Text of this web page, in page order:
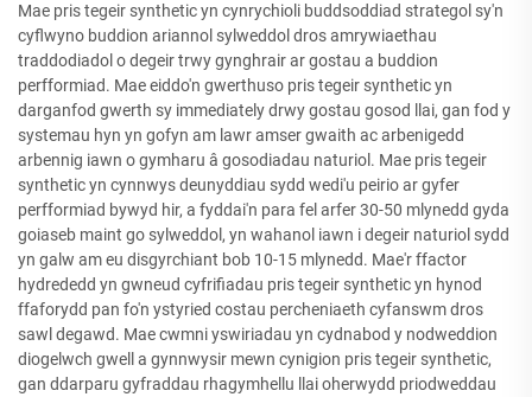
Mae pris tegeir synthetic yn cynrychioli buddsoddiad strategol sy'n
cyflwyno buddion ariannol sylweddol dros amrywiaethau
traddodiadol o degeir trwy gynghrair ar gostau a buddion
perfformiad. Mae eiddo'n gwerthuso pris tegeir synthetic yn
darganfod gwerth sy immediately drwy gostau gosod llai, gan fod y
systemau hyn yn gofyn am lawr amser gwaith ac arbenigedd
arbennig iawn o gymharu â gosodiadau naturiol. Mae pris tegeir
synthetic yn cynnwys deunyddiau sydd wedi'u peirio ar gyfer
perfformiad bywyd hir, a fyddai'n para fel arfer 30-50 mlynedd gyda
goiaseb maint go sylweddol, yn wahanol iawn i degeir naturiol sydd
yn galw am eu disgyrchiant bob 10-15 mlynedd. Mae'r ffactor
hydrededd yn gwneud cyfrifiadau pris tegeir synthetic yn hynod
ffaforydd pan fo'n ystyried costau percheniaeth cyfanswm dros
sawl degawd. Mae cwmni yswiriadau yn cydnabod y nodweddion
diogelwch gwell a gynnwysir mewn cynigion pris tegeir synthetic,
gan ddarparu gyfraddau rhagymhellu llai oherwydd priodweddau